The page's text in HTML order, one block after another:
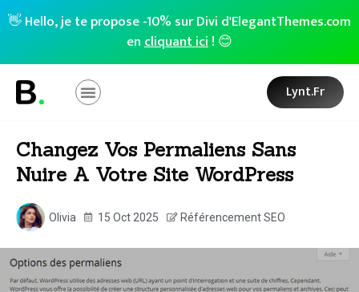
👋 Hello, je te propose -10% sur Divi d'ElegantThemes.com
encliquant ici! 😊
Lynt.fr
Changez Vos Permaliens Sans
Nuire A Votre Site WordPress
Olivia 15 Oct 2025 Référencement SEO